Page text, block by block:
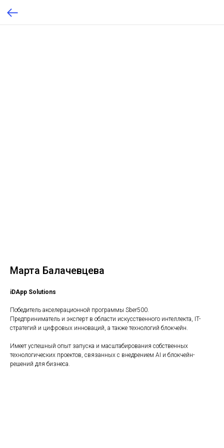
Марта Балачевцева
iDApp Solutions
Победитель акселерационной программы Sber500.
Предприниматель и эксперт в области искусственного интеллекта, IT-
стратегий и цифровых инноваций, а также технологий блокчейн.
Имеет успешный опыт запуска и масштабирования собственных
технологических проектов, связанных с внедрением AI и блокчейн-
решений для бизнеса.